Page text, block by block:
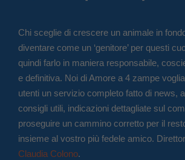
Chi sceglie di crescere un animale in
diventare come un ‘genitore’ per questi
quindi farlo in maniera responsabile,
e definitiva. Noi di Amore a 4 zampe
utenti un servizio completo fatto di news,
consigli utili, indicazioni dettagliate sul
proseguire un cammino corretto per il
insieme al vostro più fedele amico.
Claudia Colono.